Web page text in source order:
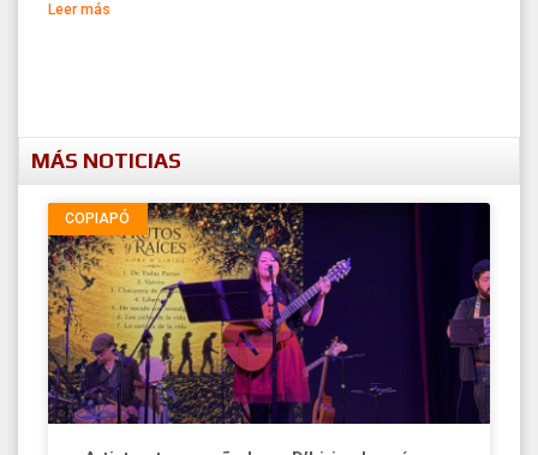
Leer más
MÁS NOTICIAS
COPIAPÓ